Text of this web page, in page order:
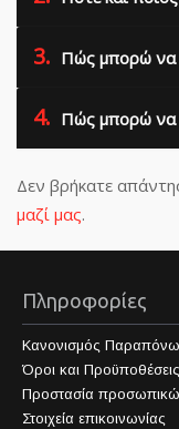
3. Πώς μπορώ
4. Πώς μπορώ να
Δεν βρήκατε
μαζί μας.
Πληροφορίες
Κανονισμός
Όροι και Προϋποθέσεις
Προστασία
Στοιχεία επικοινωνίας